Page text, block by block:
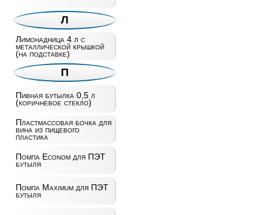
Л
Лимонадница 4 л с
металлической крышкой
(на подставке)
П
Пивная бутылка 0,5 л
(коричневое стекло)
Пластмассовая бочка для
вина из пищевого
пластика
Помпа Econom для ПЭТ
бутыля
Помпа Maximum для ПЭТ
бутыля